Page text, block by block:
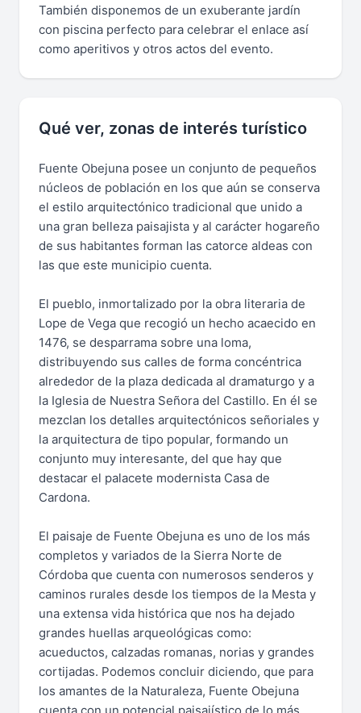
También disponemos de un exuberante jardín
con piscina perfecto para celebrar el enlace así
como aperitivos y otros actos del evento.
Qué ver, zonas de interés turístico
Fuente Obejuna posee un conjunto de pequeños
núcleos de población en los que aún se conserva
el estilo arquitectónico tradicional que unido a
una gran belleza paisajista y al carácter hogareño
de sus habitantes forman las catorce aldeas con
las que este municipio cuenta.
El pueblo, inmortalizado por la obra literaria de
Lope de Vega que recogió un hecho acaecido en
1476, se desparrama sobre una loma,
distribuyendo sus calles de forma concéntrica
alrededor de la plaza dedicada al dramaturgo y a
la Iglesia de Nuestra Señora del Castillo. En él se
mezclan los detalles arquitectónicos señoriales y
la arquitectura de tipo popular, formando un
conjunto muy interesante, del que hay que
destacar el palacete modernista Casa de
Cardona.
El paisaje de Fuente Obejuna es uno de los más
completos y variados de la Sierra Norte de
Córdoba que cuenta con numerosos senderos y
caminos rurales desde los tiempos de la Mesta y
una extensa vida histórica que nos ha dejado
grandes huellas arqueológicas como:
acueductos, calzadas romanas, norias y grandes
cortijadas. Podemos concluir diciendo, que para
los amantes de la Naturaleza, Fuente Obejuna